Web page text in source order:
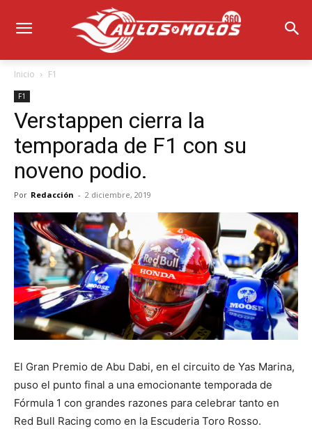
Inicio F1
F1
Verstappen cierra la
temporada de F1 con su
noveno podio.
Por Redacción - 2 diciembre, 2019
El Gran Premio de Abu Dabi, en el circuito de Yas Marina,
puso el punto final a una emocionante temporada de
Fórmula 1 con grandes razones para celebrar tanto en
Red Bull Racing como en la Escuderia Toro Rosso.